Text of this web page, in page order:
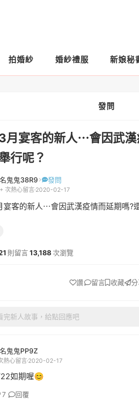
拍婚紗 婚紗禮服 新娘秘
發問
月宴客的新人⋯會因武
行呢？
鬼鬼38R9 發問
次熱心留言 2020-02-17
宴客的新人⋯會因武漢疫情而延期嗎?
則留言13,188次瀏覽
讚 留言 收藏
完新人故事，給點回應吧
鬼鬼PP9Z
熱心留言 2020-02-17
如期喔😊
7 回覆